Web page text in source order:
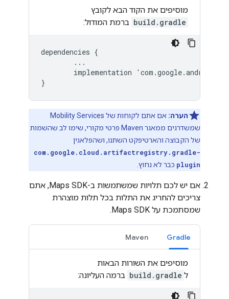
מוסיפים את הקוד הבא לקובץ
build.gradle ברמת המודול:
dependencies {
...
implementation
' com .google.android
}
הערה:
אם אתם לקוחות של Mobility Services
שמשדרגים ממאגר Maven פרטי מקורי, שימו לב שהשמות
של הקבוצה והארטיפקט השתנו, ושהפלאגין
com.google.cloud.artifactregistry.gradle-
plugin כבר לא נחוץ.
אם יש לכם תלויות שמשתמשות ב-Maps SDK, אתם
צריכים להחריג את התלות בכל תלות מוצהרת
שמסתמכת על Maps SDK.
Gradle
Maven
מוסיפים את השורות הבאות
ל build.gradle ברמה העליונה: